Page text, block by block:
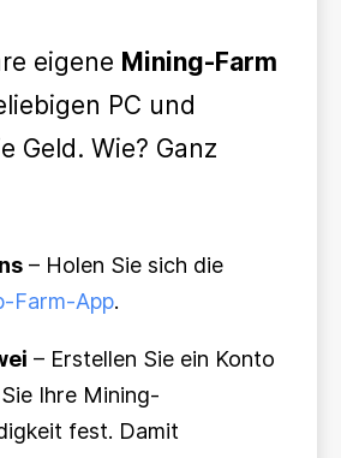
eigene Mining-Farm
PC und
Geld. Wie? Ganz
– Holen Sie sich die
Farm-App.
– Erstellen Sie ein Konto
Ihre Mining-
fest. Damit